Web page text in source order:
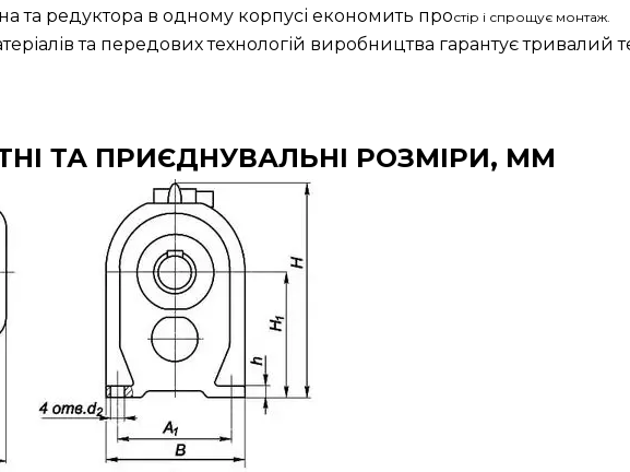
та редуктора в одному корпусі економить простір і спрощує монтаж.
та передових технологій виробництва гарантує тривалий
ТА ПРИЄДНУВАЛЬНІ РОЗМІРИ, ММ